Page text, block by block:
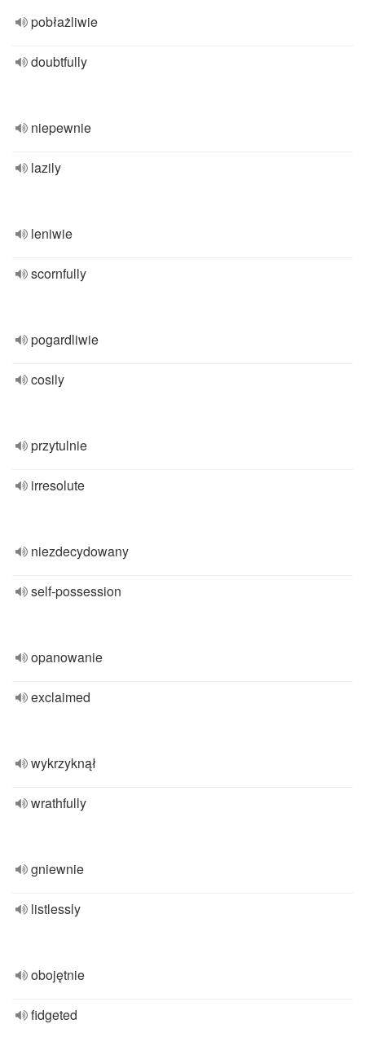
pobłażliwie
doubtfully
niepewnie
lazily
leniwie
scornfully
pogardliwie
cosily
przytulnie
irresolute
niezdecydowany
self-possession
opanowanie
exclaimed
wykrzyknął
wrathfully
gniewnie
listlessly
obojętnie
fidgeted